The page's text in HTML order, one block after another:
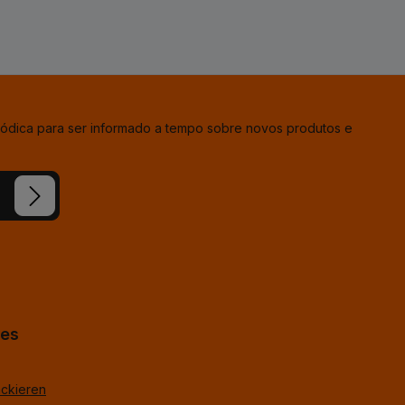
para ser informado a tempo sobre novos produtos e